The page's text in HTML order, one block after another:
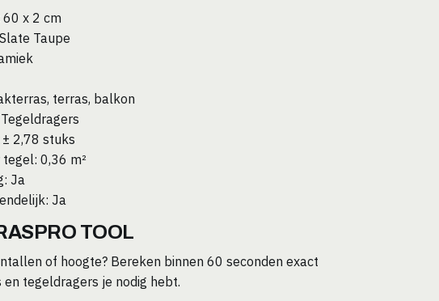
x 2 cm
Taupe
terras, balkon
2,78 stuks
0,36 m²
Ja
Ja
TOOL
of hoogte? Bereken binnen 60 seconden exact
tegeldragers je nodig hebt.